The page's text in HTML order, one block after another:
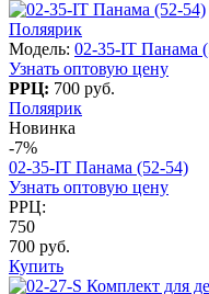
Поляярик
Модель: 02-35-IT Панама
Узнать оптовую цену
РРЦ: 700 руб.
Поляярик
Новинка
-7%
02-35-IT Панама (52-54)
Узнать оптовую цену
РРЦ:
750
700 руб.
Купить